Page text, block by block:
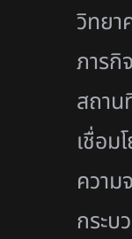
วิทยา
ภารกิ
สถาน
เชื่อม
ความ
กระบ